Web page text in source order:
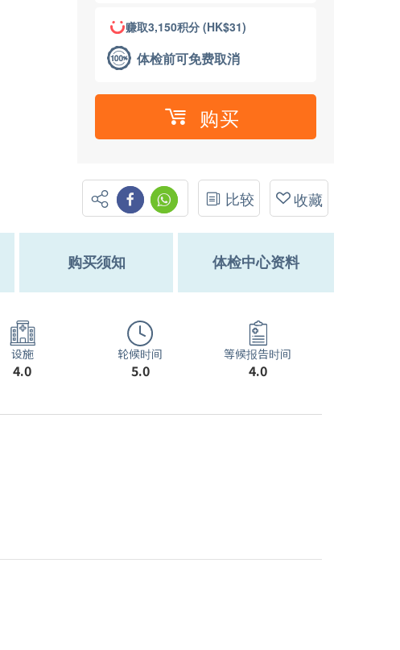
赚取3,150积分 (HK$31)
体检前可免费取消
购买
比较 收藏
购买须知 体检中心资料
设施
4.0
轮候时间
5.0
等候报告时间
4.0